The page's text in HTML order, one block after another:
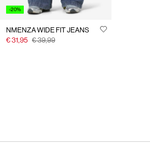
-20%
NMENZA WIDE FIT JEANS
€ 31,95 € 39,99